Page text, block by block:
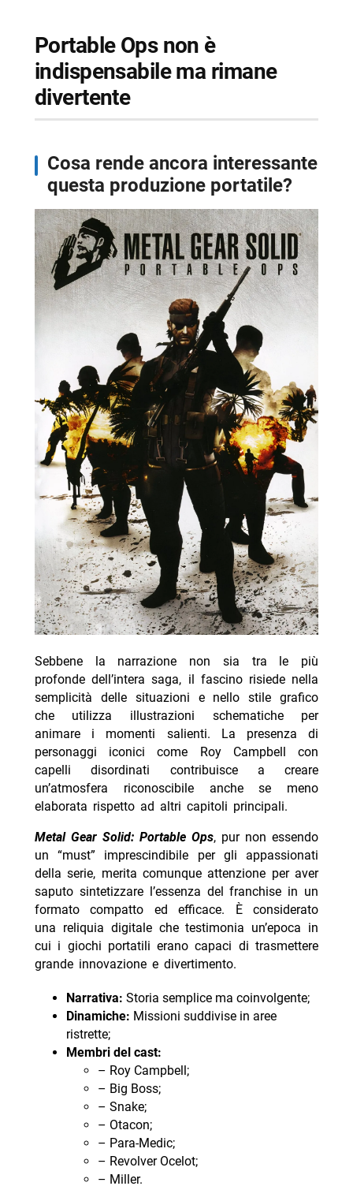
Portable Ops non è
indispensabile ma rimane
divertente
Cosa rende ancora interessante
questa produzione portatile?
Sebbene la narrazione non sia tra le più
profonde dell’intera saga, il fascino risiede nella
semplicità delle situazioni e nello stile grafico
che utilizza illustrazioni schematiche per
animare i momenti salienti. La presenza di
personaggi iconici come Roy Campbell con
capelli disordinati contribuisce a creare
un’atmosfera riconoscibile anche se meno
elaborata rispetto ad altri capitoli principali.
Metal Gear Solid: Portable Ops, pur non essendo
un “must” imprescindibile per gli appassionati
della serie, merita comunque attenzione per aver
saputo sintetizzare l’essenza del franchise in un
formato compatto ed efficace. È considerato
una reliquia digitale che testimonia un’epoca in
cui i giochi portatili erano capaci di trasmettere
grande innovazione e divertimento.
Narrativa: Storia semplice ma coinvolgente;
Dinamiche: Missioni suddivise in aree
ristrette;
Membri del cast:
– Roy Campbell;
– Big Boss;
– Snake;
– Otacon;
– Para-Medic;
– Revolver Ocelot;
– Miller.